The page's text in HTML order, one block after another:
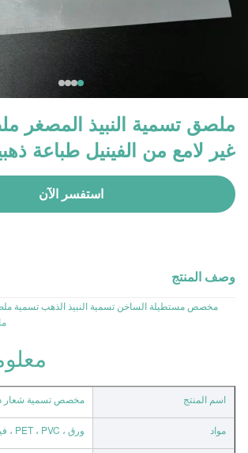
ملصق تسمية النبيذ المصغر
غير لامع من الفينيل طباعة
استفسر الآن
وصف المنتج
مخصص مستطيلة الساخن تسمية النبيذ الذهب تسمية
اسم المنتج مخصص تسمية شعار
مواد ورق ، PET ، PVC ، فينيل ، بوليستر ، PC ، PP ، PE ، BOPP ، ورق حراري